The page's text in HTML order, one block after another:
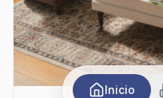
Inicio